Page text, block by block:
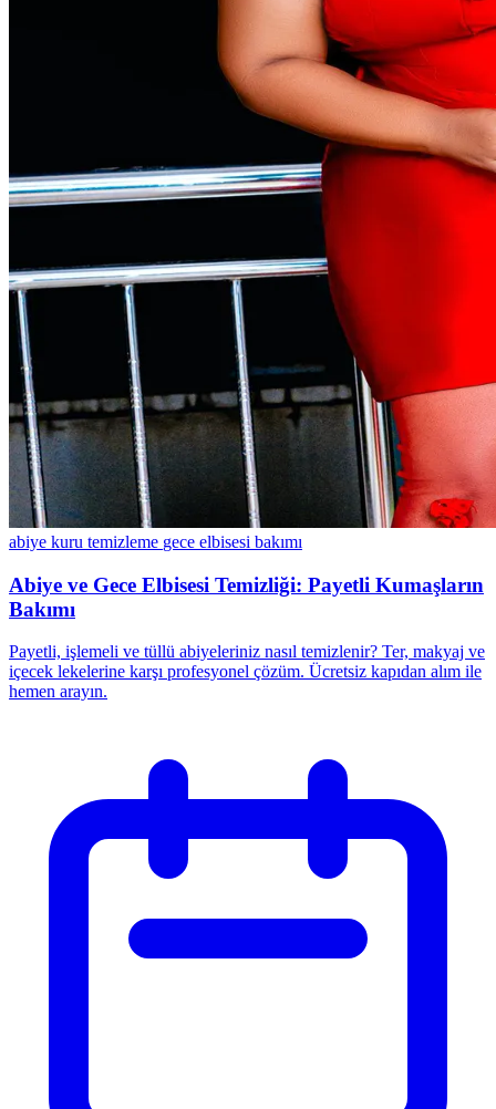
abiye kuru temizleme gece elbisesi bakımı
Abiye ve Gece Elbisesi Temizliği: Payetli Kumaşların
Bakımı
Payetli, işlemeli ve tüllü abiyeleriniz nasıl temizlenir? Ter, makyaj ve
içecek lekelerine karşı profesyonel çözüm. Ücretsiz kapıdan alım ile
hemen arayın.